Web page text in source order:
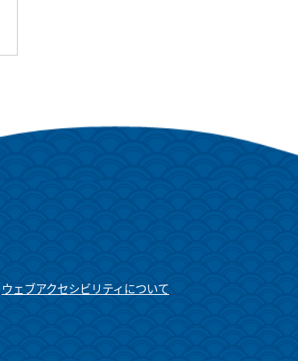
ウェブアクセシビリティについて